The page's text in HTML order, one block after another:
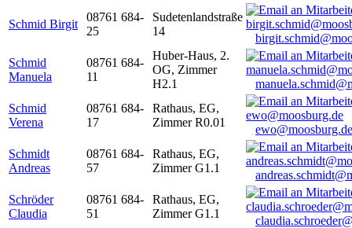
Schmid Birgit
08761 684-
25
Sudetenlandstraße
14
Schmid
Manuela
08761 684-
11
Huber-Haus, 2.
OG, Zimmer
H2.1
Schmid
Verena
08761 684-
17
Rathaus, EG,
Zimmer R0.01
ewo@moosburg.de
Schmidt
Andreas
08761 684-
57
Rathaus, EG,
Zimmer G1.1
Schröder
Claudia
08761 684-
51
Rathaus, EG,
Zimmer G1.1